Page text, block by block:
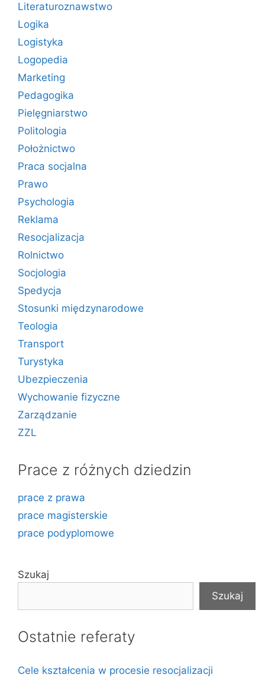
Literaturoznawstwo
Logika
Logistyka
Logopedia
Marketing
Pedagogika
Pielęgniarstwo
Politologia
Położnictwo
Praca socjalna
Prawo
Psychologia
Reklama
Resocjalizacja
Rolnictwo
Socjologia
Spedycja
Stosunki międzynarodowe
Teologia
Transport
Turystyka
Ubezpieczenia
Wychowanie fizyczne
Zarządzanie
ZZL
Prace z różnych dziedzin
prace z prawa
prace magisterskie
prace podyplomowe
Szukaj
Szukaj
Ostatnie referaty
Cele kształcenia w procesie resocjalizacji